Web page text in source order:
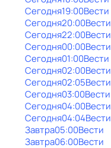
Сегодня19:00Вести
Сегодня20:00Вести
Сегодня22:00Вести
Сегодня00:00Вести
Сегодня01:00Вести
Сегодня02:00Вести
Сегодня02:05Вести
Сегодня03:00Вести
Сегодня04:00Вести
Сегодня04:04Вести
Завтра05:00Вести
Завтра06:00Вести